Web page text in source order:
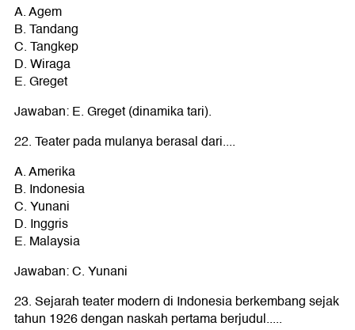
A. Agem
B. Tandang
C. Tangkep
D. Wiraga
E. Greget
Jawaban: E. Greget (dinamika tari).
22. Teater pada mulanya berasal dari....
A. Amerika
B. Indonesia
C. Yunani
D. Inggris
E. Malaysia
Jawaban: C. Yunani
23. Sejarah teater modern di Indonesia berkembang sejak
tahun 1926 dengan naskah pertama berjudul.....